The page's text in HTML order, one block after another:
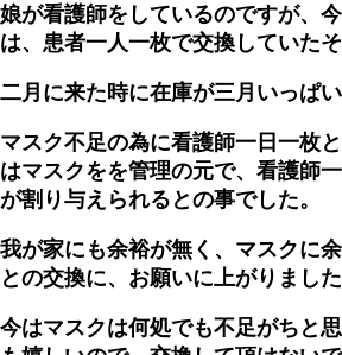
娘が看護師をしているのですが、
は、患者一人一枚で交換していたそ
二月に来た時に在庫が三月いっぱい
マスク不足の為に看護師一日一枚
はマスクをを管理の元で、看護師
が割り与えられるとの事でした。
我が家にも余裕が無く、マスクに
との交換に、お願いに上がりました
今はマスクは何処でも不足がちと